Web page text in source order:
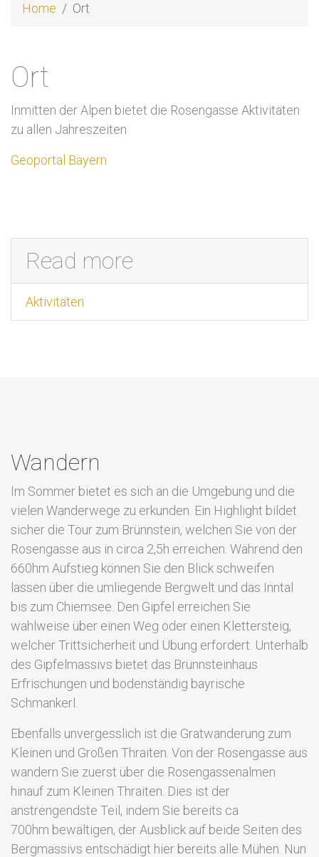
Home Ort
Ort
Inmitten der Alpen bietet die Rosengasse Aktivitäten
zu allen Jahreszeiten
Geoportal Bayern
Read more
Aktivitäten
Wandern
Im Sommer bietet es sich an die Umgebung und die
vielen Wanderwege zu erkunden. Ein Highlight bildet
sicher die Tour zum Brünnstein, welchen Sie von der
Rosengasse aus in circa 2,5h erreichen. Während den
660hm Aufstieg können Sie den Blick schweifen
lassen über die umliegende Bergwelt und das Inntal
bis zum Chiemsee. Den Gipfel erreichen Sie
wahlweise über einen Weg oder einen Klettersteig,
welcher Trittsicherheit und Übung erfordert. Unterhalb
des Gipfelmassivs bietet das Brünnsteinhaus
Erfrischungen und bodenständig bayrische
Schmankerl.
Ebenfalls unvergesslich ist die Gratwanderung zum
Kleinen und Großen Thraiten. Von der Rosengasse aus
wandern Sie zuerst über die Rosengassenalmen
hinauf zum Kleinen Thraiten. Dies ist der
anstrengendste Teil, indem Sie bereits ca
700hm bewältigen, der Ausblick auf beide Seiten des
Bergmassivs entschädigt hier bereits alle Mühen. Nun